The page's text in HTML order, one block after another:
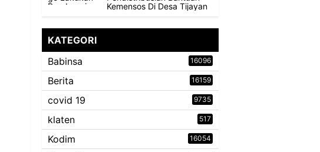
Kemensos Di Desa Tijayan
KATEGORI
Babinsa
16096
Berita 16159
covid 19 9735
klaten 517
Kodim 16054